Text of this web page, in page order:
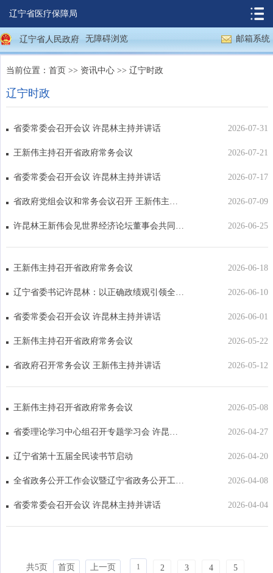
辽宁省人民政府 无障碍浏览 邮箱系统
辽宁省医疗保障局
当前位置： 首页 >> 资讯中心>> 辽宁时政
辽宁时政
省委常委会召开会议 许昆林主持并讲话 2026-07-31
王新伟主持召开省政府常务会议 2026-07-21
省委常委会召开会议 许昆林主持并讲话 2026-07-17
省政府党组会议和常务会议召开 王新伟主持并讲话 2026-07-09
许昆林王新伟会见世界经济论坛董事会共同主席安德烈·霍夫曼 2026-06-25
王新伟主持召开省政府常务会议 2026-06-18
辽宁省委书记许昆林：以正确政绩观引领全面振兴取得新突破 2026-06-10
省委常委会召开会议 许昆林主持并讲话 2026-06-01
王新伟主持召开省政府常务会议 2026-05-22
省政府召开常务会议 王新伟主持并讲话 2026-05-12
王新伟主持召开省政府常务会议 2026-05-08
省委理论学习中心组召开专题学习会 许昆林主持并讲话 2026-04-27
辽宁省第十五届全民读书节启动 2026-04-20
全省政务公开工作会议暨辽宁省政务公开工作先进集体和先进个人表彰会议召开 2026-04-08
省委常委会召开会议 许昆林主持并讲话 2026-04-04
共5页 首页 上一页 1 2 3 4 5